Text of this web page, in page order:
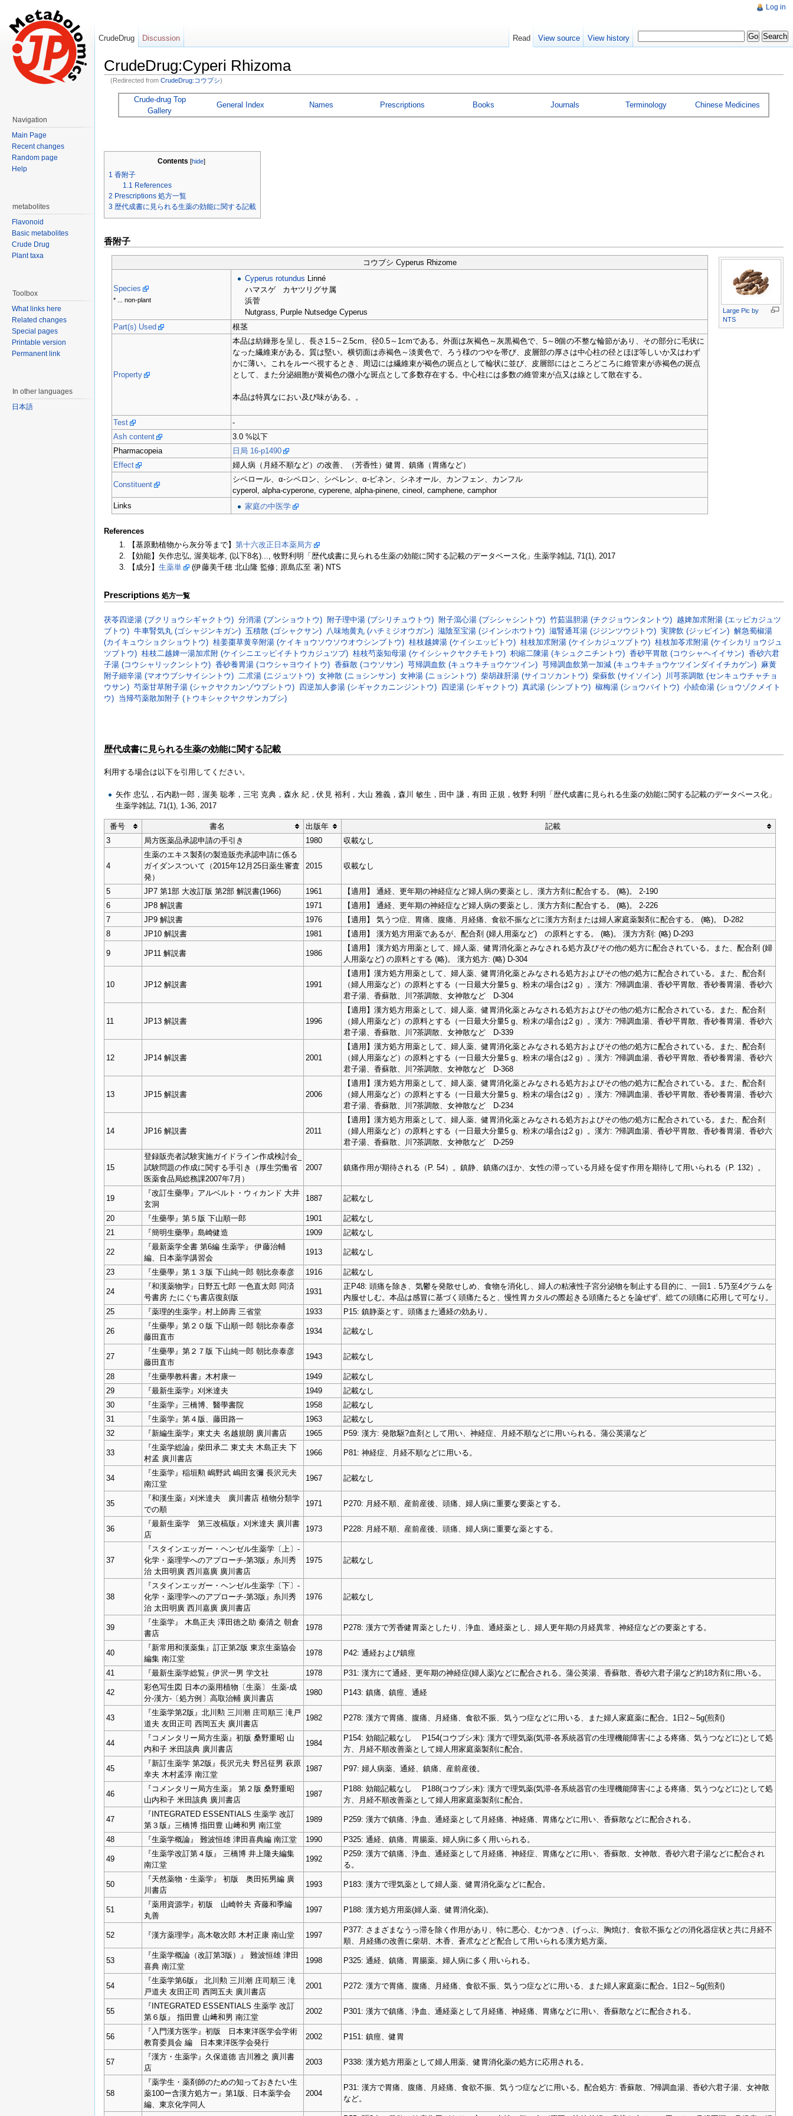
CrudeDrug:Cyperi Rhizoma
(Redirected from CrudeDrug:コウブシ)
Crude-drug Top
Gallery
General Index Names Prescriptions Books Journals Terminology Chinese Medicines
Contents [hide]
1 香附子
1.1 References
2 Prescriptions 処方一覧
3 歴代成書に見られる生薬の効能に関する記載
香附子
Large Pic by
NTS
コウブシ Cyperus Rhizome
Species
* ... non-plant
Cyperus rotundus Linné
ハマスゲ カヤツリグサ属
浜菅
Nutgrass, Purple Nutsedge Cyperus
Part(s) Used
根茎
Property
本品は紡錘形を呈し、長さ1.5～2.5cm、径0.5～1cmである。外面は灰褐色～灰黒褐色で、5～8個の不整な輪節があり、その部分に毛状に
なった繊維束がある。質は堅い。横切面は赤褐色～淡黄色で、ろう様のつやを帯び、皮層部の厚さは中心柱の径とほぼ等しいか又はわず
かに薄い。これをルーペ視するとき、周辺には繊維束が褐色の斑点として輪状に並び、皮層部にはところどころに維管束が赤褐色の斑点
として、また分泌細胞が黄褐色の微小な斑点として多数存在する。中心柱には多数の維管束が点又は線として散在する。
本品は特異なにおい及び味がある。。
Test
-
Ash content
3.0 %以下
Pharmacopeia
日局 16-p1490
Effect
婦人病（月経不順など）の改善、（芳香性）健胃、鎮痛（胃痛など）
Constituent
シペロール、α-シペロン、シペレン、α-ピネン、シネオール、カンフェン、カンフル
cyperol, alpha-cyperone, cyperene, alpha-pinene, cineol, camphene, camphor
Links
家庭の中医学
References
【基原動植物から灰分等まで】 第十六改正日本薬局方
【効能】矢作忠弘, 渥美聡孝, (以下8名)..., 牧野利明「歴代成書に見られる生薬の効能に関する記載のデータベース化」生薬学雑誌, 71(1), 2017
【成分】 生薬単 (伊藤美千穂 北山隆 監修; 原島広至 著) NTS
Prescriptions 処方一覧
茯苓四逆湯 (ブクリョウシギャクトウ) 分消湯 (ブンショウトウ) 附子理中湯 (ブシリチュウトウ) 附子瀉心湯 (ブシシャシントウ) 竹茹温胆湯 (チクジョウンタントウ) 越婢加朮附湯 (エッピカジュツ
ブトウ) 牛車腎気丸 (ゴシャジンキガン) 五積散 (ゴシャクサン) 八味地黄丸 (ハチミジオウガン) 滋陰至宝湯 (ジインシホウトウ) 滋腎通耳湯 (ジジンツウジトウ) 実脾飲 (ジッピイン) 解急蜀椒湯
(カイキュウショクショウトウ) 桂姜棗草黄辛附湯 (ケイキョウソウソウオウシンブトウ) 桂枝越婢湯 (ケイシエッピトウ) 桂枝加朮附湯 (ケイシカジュツブトウ) 桂枝加苓朮附湯 (ケイシカリョウジュ
ツブトウ) 桂枝二越婢一湯加朮附 (ケイシニエッピイチトウカジュツブ) 桂枝芍薬知母湯 (ケイシシャクヤクチモトウ) 枳縮二陳湯 (キシュクニチントウ) 香砂平胃散 (コウシャヘイイサン) 香砂六君
子湯 (コウシャリックンシトウ) 香砂養胃湯 (コウシャヨウイトウ) 香蘇散 (コウソサン) 芎帰調血飲 (キュウキチョウケツイン) 芎帰調血飲第一加減 (キュウキチョウケツインダイイチカゲン) 麻黄
附子細辛湯 (マオウブシサイシントウ)
二朮湯 (ニジュツトウ) 女神散 (ニョシンサン) 女神湯 (ニョシントウ) 柴胡疎肝湯 (サイコソカントウ) 柴蘇飲 (サイソイン)
川芎茶調散 (センキュウチャチョ
ウサン) 芍薬甘草附子湯 (シャクヤクカンゾウブシトウ) 四逆加人参湯 (シギャクカニンジントウ) 四逆湯 (シギャクトウ) 真武湯 (シンブトウ) 椒梅湯 (ショウバイトウ) 小続命湯 (ショウゾクメイト
ウ) 当帰芍薬散加附子 (トウキシャクヤクサンカブシ)
歴代成書に見られる生薬の効能に関する記載
利用する場合は以下を引用してください。
矢作 忠弘，石内勘一郎，渥美 聡孝，三宅 克典，森永 紀，伏見 裕利，大山 雅義，森川 敏生，田中 謙，有田 正規，牧野 利明「歴代成書に見られる生薬の効能に関する記載のデータベース化」
生薬学雑誌, 71(1), 1-36, 2017
番号 書名 出版年
記載
3
局方医薬品承認申請の手引き 1980 収載なし
4
生薬のエキス製剤の製造販売承認申請に係る
ガイダンスついて（2015年12月25日薬生審査
発）
2015 収載なし
5 JP7 第1部 大改訂版 第2部 解説書(1966) 1961
【適用】 通経、更年期の神経症など婦人病の要薬とし、漢方方剤に配合する。 (略)。 2-190
6
JP8 解説書 1971
【適用】 通経、更年期の神経症など婦人病の要薬とし、漢方方剤に配合する。 (略)。 2-226
7
JP9 解説書 1976
【適用】 気うつ症、胃痛、腹痛、月経痛、食欲不振などに漢方方剤または婦人家庭薬製剤に配合する。 (略)。 D-282
8
JP10 解説書 1981 【適用】 漢方処方用薬であるが、配合剤 (婦人用薬など) の原料とする。 (略)。 漢方方剤: (略) D-293
9 JP11 解説書 1986
【適用】 漢方処方用薬として、婦人薬、健胃消化薬とみなされる処方及びその他の処方に配合されている。また、配合剤 (婦
人用薬など) の原料とする (略)。 漢方処方: (略) D-304
10 JP12 解説書 1991
【適用】漢方処方用薬として、婦人薬、健胃消化薬とみなされる処方およびその他の処方に配合されている。また、配合剤
（婦人用薬など）の原料とする（一日最大分量5 g、粉末の場合は2 g）。漢方: ?帰調血湯、香砂平胃散、香砂養胃湯、香砂六
君子湯、香蘇散、川?茶調散、女神散など D-304
11 JP13 解説書 1996
【適用】漢方処方用薬として、婦人薬、健胃消化薬とみなされる処方およびその他の処方に配合されている。また、配合剤
（婦人用薬など）の原料とする（一日最大分量5 g、粉末の場合は2 g）。漢方: ?帰調血湯、香砂平胃散、香砂養胃湯、香砂六
君子湯、香蘇散、川?茶調散、女神散など D-339
12 JP14 解説書 2001
【適用】漢方処方用薬として、婦人薬、健胃消化薬とみなされる処方およびその他の処方に配合されている。また、配合剤
（婦人用薬など）の原料とする（一日最大分量5 g、粉末の場合は2 g）。漢方: ?帰調血湯、香砂平胃散、香砂養胃湯、香砂六
君子湯、香蘇散、川?茶調散、女神散など D-368
13 JP15 解説書 2006
【適用】漢方処方用薬として、婦人薬、健胃消化薬とみなされる処方およびその他の処方に配合されている。また、配合剤
（婦人用薬など）の原料とする（一日最大分量5 g、粉末の場合は2 g）。漢方: ?帰調血湯、香砂平胃散、香砂養胃湯、香砂六
君子湯、香蘇散、川?茶調散、女神散など D-234
14 JP16 解説書 2011
【適用】漢方処方用薬として、婦人薬、健胃消化薬とみなされる処方およびその他の処方に配合されている。また、配合剤
（婦人用薬など）の原料とする（一日最大分量5 g、粉末の場合は2 g）。漢方: ?帰調血湯、香砂平胃散、香砂養胃湯、香砂六
君子湯、香蘇散、川?茶調散、女神散など D-259
15
登録販売者試験実施ガイドライン作成検討会_
試験問題の作成に関する手引き（厚生労働省
医薬食品局総務課2007年7月）
2007 鎮痛作用が期待される（P. 54）。鎮静、鎮痛のほか、女性の滞っている月経を促す作用を期待して用いられる（P. 132）。
19
『改訂生藥學』アルベルト・ウィカンド 大井
玄洞
1887 記載なし
20 『生藥學』第５版 下山順一郎 1901
記載なし
21
『簡明生藥學』島崎健造 1909 記載なし
22
『最新薬学全書 第6編 生薬学』 伊藤治輔
編、日本薬学講習会
1913 記載なし
23 『生藥學』第１３版 下山純一郎 朝比奈泰彦 1916 記載なし
24
『和漢薬物学』日野五七郎 一色直太郎 同済
号書房 たにぐち書店復刻版
1931
正P48: 頭痛を除き、気鬱を発散せしめ、食物を消化し、婦人の粘液性子宮分泌物を制止する目的に、一回1．5乃至4グラムを
内服せしむ。本品は感冒に基づく頭痛たると、慢性胃カタルの際起きる頭痛たるとを論ぜず、総ての頭痛に応用して可なり。
25
『薬理的生薬学』村上師壽 三省堂 1933 P15: 鎮静薬とす。頭痛また通経の効あり。
26
『生藥學』第２０版 下山順一郎 朝比奈泰彦
藤田直市
1934 記載なし
27
『生藥學』第２７版 下山純一郎 朝比奈泰彦
藤田直市
1943 記載なし
28 『生藥學教科書』木村康一 1949
記載なし
29
『最新生薬学』刈米達夫 1949
記載なし
30
『生薬学』三橋博、醫學書院 1958
記載なし
31
『生薬学』第４版、藤田路一 1963
記載なし
32
『新編生薬学』東丈夫 名越規朗 廣川書店 1965 P59: 漢方: 発散駆?血剤として用い、神経症、月経不順などに用いられる。蒲公英湯など
33
『生薬学総論』柴田承二 東丈夫 木島正夫 下
村孟 廣川書店
1966 P81: 神経症、月経不順などに用いる。
34
『生薬学』稲垣勲 嶋野武 嶋田玄彌 長沢元夫
南江堂
1967 記載なし
35
『和漢生薬』刈米達夫 廣川書店 植物分類学
での順
1971 P270: 月経不順、産前産後、頭痛、婦人病に重要な要薬とする。
36
『最新生薬学 第三改槁版』刈米達夫 廣川書
店
1973 P228: 月経不順、産前産後、頭痛、婦人病に重要な薬とする。
37
『スタインエッガー・ヘンゼル生薬学〔上〕‐
化学・薬理学へのアプローチ‐第3版』糸川秀
治 太田明廣 西川嘉廣 廣川書店
1975 記載なし
38
『スタインエッガー・ヘンゼル生薬学〔下〕‐
化学・薬理学へのアプローチ‐第3版』糸川秀
治 太田明廣 西川嘉廣 廣川書店
1976 記載なし
39
『生薬学』 木島正夫 澤田徳之助 秦清之 朝倉
書店
1978 P278: 漢方で芳香健胃薬としたり、浄血、通経薬とし、婦人更年期の月経異常、神経症などの要薬とする。
40
『新常用和漢薬集』訂正第2版 東京生薬協会
編集 南江堂
1978 P42: 通経および鎮痙
41 『最新生薬学総覧』伊沢一男 学文社 1978 P31: 漢方にて通経、更年期の神経症(婦人薬)などに配合される。蒲公英湯、香蘇散、香砂六君子湯など約18方剤に用いる。
42
彩色写生図 日本の薬用植物〔生薬〕 生薬-成
分-漢方-〔処方例〕高取治輔 廣川書店
1980 P143: 鎮痛、鎮痙、通経
43
『生薬学第2版』北川勲 三川潮 庄司順三 滝戸
道夫 友田正司 西岡五夫 廣川書店
1982 P278: 漢方で胃痛、腹痛、月経痛、食欲不振、気うつ症などに用いる、また婦人家庭薬に配合。1日2～5g(煎剤)
44
『コメンタリー局方生薬』初版 桑野重昭 山
内和子 米田該典 廣川書店
1984
P154: 効能記載なし P154(コウブシ末): 漢方で理気薬(気滞-各系統器官の生理機能障害-による疼痛、気うつなどに)として処
方、月経不順改善薬として婦人用家庭薬製剤に配合。
45
『新訂生薬学 第2版』長沢元夫 野呂征男 萩原
幸夫 木村孟淳 南江堂
1987 P97: 婦人病薬、通経、鎮痛、産前産後。
46
『コメンタリー局方生薬』 第２版 桑野重昭
山内和子 米田該典 廣川書店
1987
P188: 効能記載なし P188(コウブシ末): 漢方で理気薬(気滞-各系統器官の生理機能障害-による疼痛、気うつなどに)として処
方、月経不順改善薬として婦人用家庭薬製剤に配合。
47
『INTEGRATED ESSENTIALS 生薬学 改訂
第３版』三橋博 指田豊 山﨑和男 南江堂
1989 P259: 漢方で鎮痛、浄血、通経薬として月経痛、神経痛、胃痛などに用い、香蘇散などに配合される。
48 『生薬学概論』 難波恒雄 津田喜典編 南江堂 1990 P325: 通経、鎮痛、胃腸薬。婦人病に多く用いられる。
49
『生薬学改訂第４版』 三橋博 井上隆夫編集
南江堂
1992
P259: 漢方で鎮痛、浄血、通経薬として月経痛、神経症、胃痛などに用い、香蘇散、女神散、香砂六君子湯などに配合され
る。
50
『天然薬物・生薬学』 初版 奥田拓男編 廣
川書店
1993 P183: 漢方で理気薬として婦人薬、健胃消化薬などに配合。
51
『薬用資源学』初版 山崎幹夫 斉藤和季編
丸善
1997 P188: 漢方処方用薬(婦人薬、健胃消化薬)。
52 『漢方薬理学』高木敬次郎 木村正康 南山堂 1997
P377: さまざまなうっ滞を除く作用があり、特に悪心、むかつき、げっぷ、胸焼け、食欲不振などの消化器症状と共に月経不
順、月経痛の改善に柴胡、木香、蒼朮などど配合して用いられる漢方処方薬。
53
『生薬学概論（改訂第3版）』 難波恒雄 津田
喜典 南江堂
1998 P325: 通経、鎮痛、胃腸薬。婦人病に多く用いられる。
54
『生薬学第6版』 北川勲 三川潮 庄司順三 滝
戸道夫 友田正司 西岡五夫 廣川書店
2001 P272: 漢方で胃痛、腹痛、月経痛、食欲不振、気うつ症などに用いる、また婦人家庭薬に配合。1日2～5g(煎剤)
55
『INTEGRATED ESSENTIALS 生薬学 改訂
第６版』 指田豊 山﨑和男 南江堂
2002 P301: 漢方で鎮痛、浄血、通経薬として月経痛、神経痛、胃痛などに用い、香蘇散などに配合される。
56
『入門漢方医学』初版 日本東洋医学会学術
教育委員会 編 日本東洋医学会発行
2002 P151: 鎮痙、健胃
57
『漢方・生薬学』久保道德 吉川雅之 廣川書
店
2003 P338: 漢方処方用薬として婦人用薬、健胃消化薬の処方に応用される。
58
『薬学生・薬剤師のための知っておきたい生
薬100ー含漢方処方ー』第1版、日本薬学会
編、東京化学同人
2004
P31: 漢方で胃痛、腹痛、月経痛、食欲不振、気うつ症などに用いる。配合処方: 香蘇散、?帰調血湯、香砂六君子湯、女神散
など。
Log in
CrudeDrug Discussion Read View source View history
Navigation
Main Page
Recent changes
Random page
Help
metabolites
Flavonoid
Basic metabolites
Crude Drug
Plant taxa
Toolbox
What links here
Related changes
Special pages
Printable version
Permanent link
In other languages
日本語